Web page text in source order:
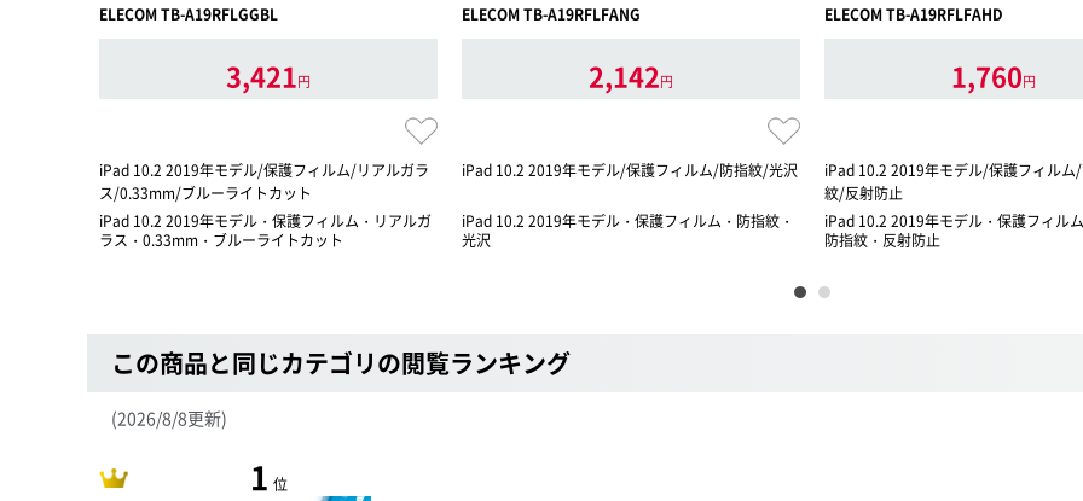
ELECOM TB-A19RFLGGBL
3,421円
iPad 10.2 2019年モデル/保護フィルム/リアルガラ
ス/0.33mm/ブルーライトカット
iPad 10.2 2019年モデル・保護フィルム・リアルガ
ラス・0.33mm・ブルーライトカット
ELECOM TB-A19RFLFANG
2,142円
iPad 10.2 2019年モデル/保護フィルム/防指紋/光沢
iPad 10.2 2019年モデル・保護フィルム・防指紋・
光沢
ELECOM TB-A19RFLFAHD
1,760円
iPad 10.2 2019年モデル/保護フィル
紋/反射防止
iPad 10.2 2019年モデル・保護フィル
防指紋・反射防止
この商品と同じカテゴリの閲覧ランキング
(2026/8/8更新)
1 位